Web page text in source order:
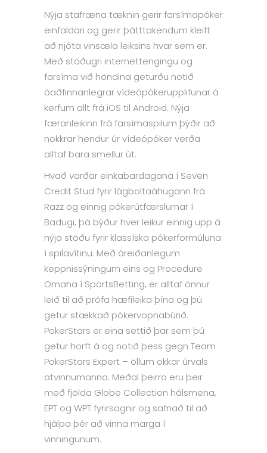
Nýja stafræna tæknin gerir farsímapóker
einfaldari og gerir þátttakendum kleift
að njóta vinsæla leiksins hvar sem er.
Með stöðugri internettengingu og
farsíma við höndina geturðu notið
óaðfinnanlegrar vídeópókerupplifunar á
kerfum allt frá iOS til Android. Nýja
færanleikinn frá farsímaspilum þýðir að
nokkrar hendur úr vídeópóker verða
alltaf bara smellur út.
Hvað varðar einkabardagana í Seven
Credit Stud fyrir lágboltaáhugann frá
Razz og einnig pókerútfærslurnar í
Badugi, þá býður hver leikur einnig upp á
nýja stöðu fyrir klassíska pókerformúluna
í spilavítinu. Með áreiðanlegum
keppnissýningum eins og Procedure
Omaha í SportsBetting, er alltaf önnur
leið til að prófa hæfileika þína og þú
getur stækkað pókervopnabúrið.
PokerStars er eina settið þar sem þú
getur horft á og notið þess gegn Team
PokerStars Expert – öllum okkar úrvals
atvinnumanna. Meðal þeirra eru þeir
með fjölda Globe Collection hálsmena,
EPT og WPT fyrirsagnir og safnað til að
hjálpa þér að vinna marga í
vinningunum.